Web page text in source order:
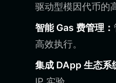
驱动型模因代币的
智能 Gas 费管理：
高效执行。
集成 DApp 生态系